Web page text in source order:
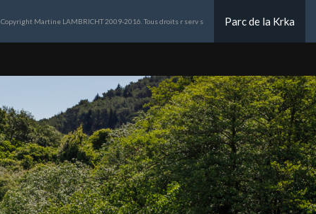
Copyright Martine LAMBRICHT 2009-2016. Tous droits r serv s Parc de la Krka